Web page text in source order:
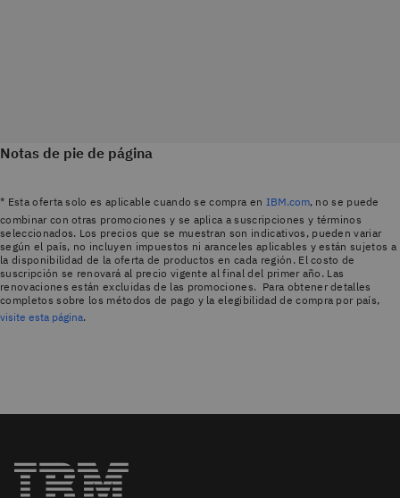
Notas de pie de página
* Esta oferta solo es aplicable cuando se compra en IBM.com, no se puede
combinar con otras promociones y se aplica a suscripciones y términos
seleccionados. Los precios que se muestran son indicativos, pueden variar
según el país, no incluyen impuestos ni aranceles aplicables y están sujetos a
la disponibilidad de la oferta de productos en cada región. El costo de
suscripción se renovará al precio vigente al final del primer año. Las
renovaciones están excluidas de las promociones. Para obtener detalles
completos sobre los métodos de pago y la elegibilidad de compra por país,
visite esta página.